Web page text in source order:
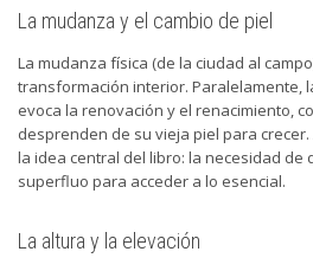
La mudanza y el cambio de piel
La mudanza física (de la ciudad al
transformación interior. Paralelamente,
evoca la renovación y el renacimiento,
desprenden de su vieja piel para
la idea central del libro: la necesidad de
superfluo para acceder a lo esencial.
La altura y la elevación